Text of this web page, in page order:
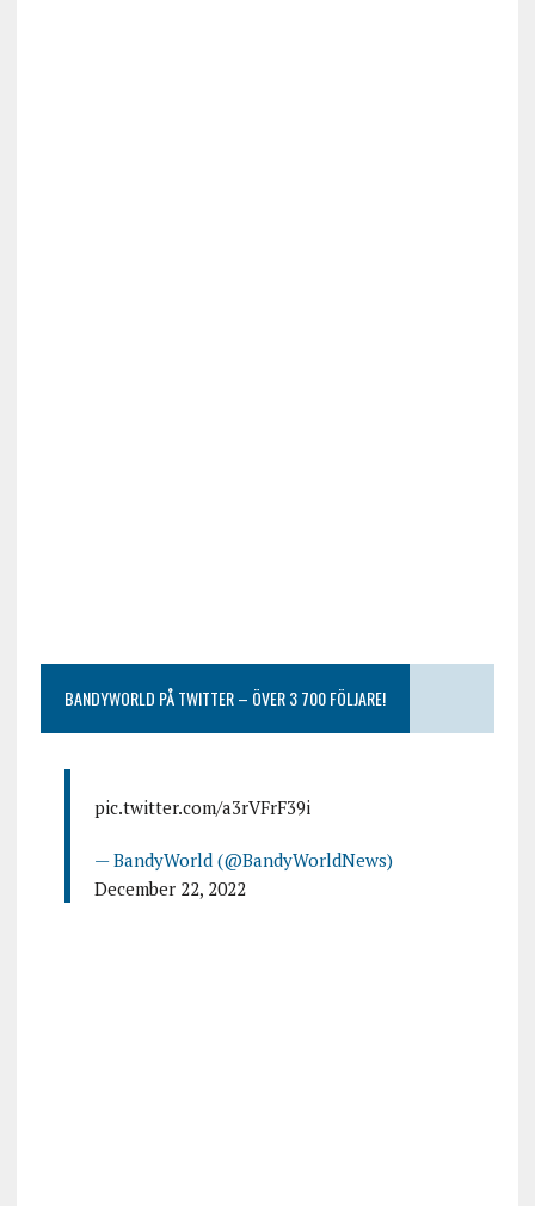
BANDYWORLD PÅ TWITTER – ÖVER 3 700 FÖLJARE!
pic.twitter.com/a3rVFrF39i
— BandyWorld (@BandyWorldNews)
December 22, 2022